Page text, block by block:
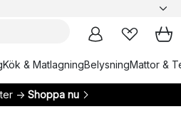
Kök & MatlagningBelysningMattor &
→ Shoppa nu